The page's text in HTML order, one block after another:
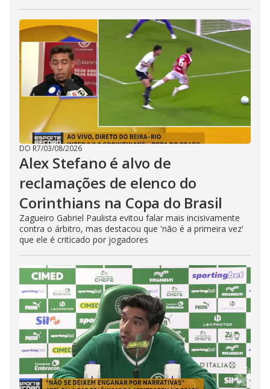
DO R7/03/08/2026
Alex Stefano é alvo de
reclamações de elenco do
Corinthians na Copa do Brasil
Zagueiro Gabriel Paulista evitou falar mais incisivamente
contra o árbitro, mas destacou que 'não é a primeira vez'
que ele é criticado por jogadores